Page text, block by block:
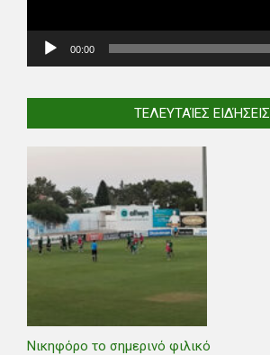
00:00
ΤΕΛΕΥΤΑΊΕΣ ΕΙΔΉΣΕΙΣ
Νικηφόρο το σημερινό φιλικό